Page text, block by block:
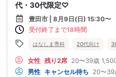
代・30代限定♡
豊田市 | 8月9日(日) 15:30〜
受付終了まで18時間
はなしま専科 20代向け
女性 残り2席 20〜39歳
男性 キャンセル待ち 20〜39